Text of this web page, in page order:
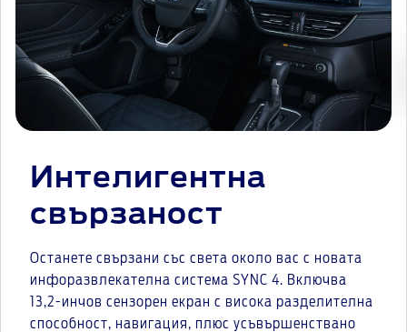
Интелигентна
свързаност
Останете свързани със света около вас с новата
инфоразвлекателна система SYNC 4. Включва
13,2-инчов сензорен екран с висока разделителна
способност, навигация, плюс усъвършенствано